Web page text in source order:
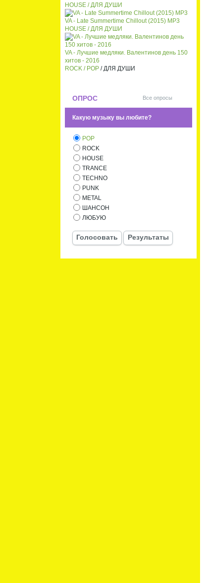
HOUSE / ДЛЯ ДУШИ
VA - Late Summertime Chillout (2015) MP3
HOUSE / ДЛЯ ДУШИ
VA - Лучшие медляки. Валентинов день 150
хитов - 2016
ROCK / POP / ДЛЯ ДУШИ
ОПРОС Все опросы
Какую музыку вы любите?
POP
ROCK
HOUSE
TRANCE
TECHNO
PUNK
METAL
ШАНСОН
ЛЮБУЮ
Голосовать Результаты